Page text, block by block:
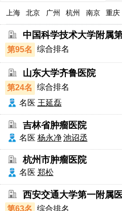
上海 北京 广州 杭州 南京 重庆
中国科学技术大学附属
第95名 综合排名
山东大学齐鲁医院
第24名
综合排名
名医 王延磊
吉林省肿瘤医院
名医 杨永净 池诏丞
杭州市肿瘤医院
名医 郑松
西安交通大学第一附属
第63名 综合排名